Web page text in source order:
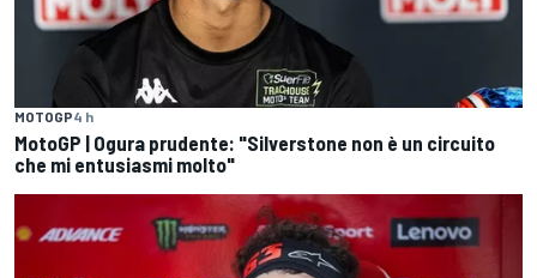
MOTOGP4 h
MotoGP | Ogura prudente: "Silverstone non è un circuito
che mi entusiasmi molto"